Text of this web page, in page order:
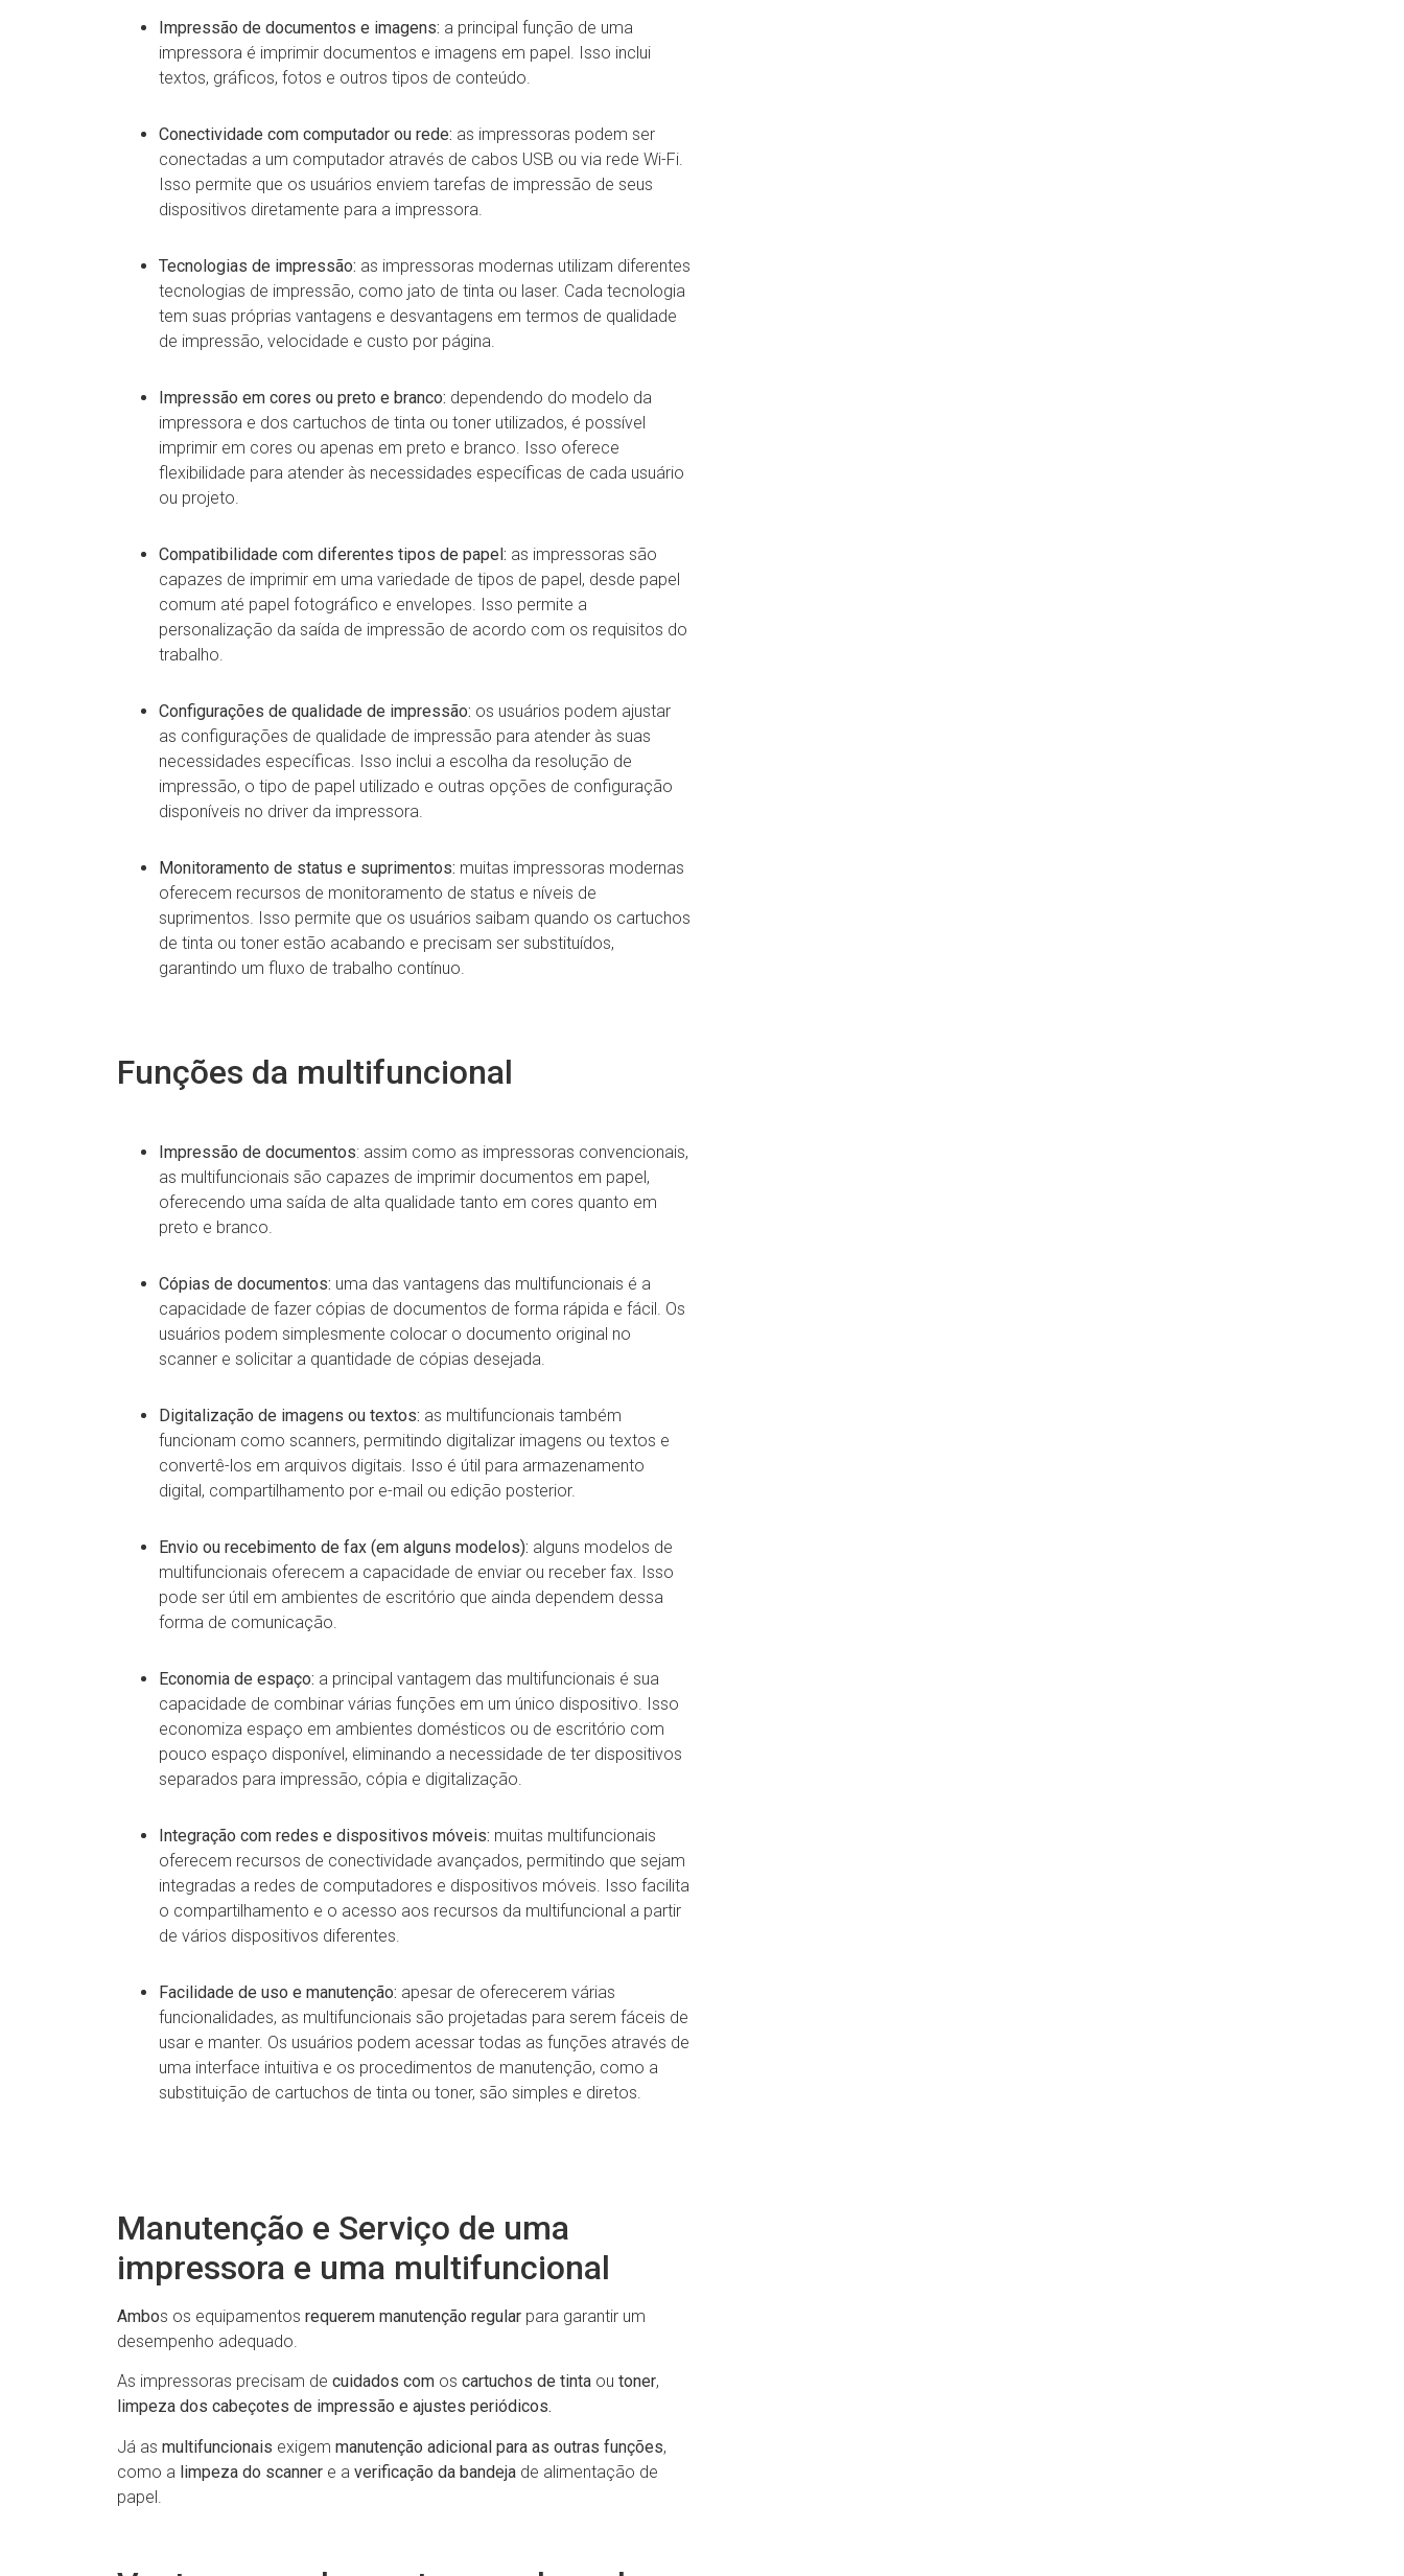
Impressão de documentos e imagens: a principal função de uma
impressora é imprimir documentos e imagens em papel. Isso inclui
textos, gráficos, fotos e outros tipos de conteúdo.
Conectividade com computador ou rede: as impressoras podem ser
conectadas a um computador através de cabos USB ou via rede Wi-Fi.
Isso permite que os usuários enviem tarefas de impressão de seus
dispositivos diretamente para a impressora.
Tecnologias de impressão: as impressoras modernas utilizam diferentes
tecnologias de impressão, como jato de tinta ou laser. Cada tecnologia
tem suas próprias vantagens e desvantagens em termos de qualidade
de impressão, velocidade e custo por página.
Impressão em cores ou preto e branco: dependendo do modelo da
impressora e dos cartuchos de tinta ou toner utilizados, é possível
imprimir em cores ou apenas em preto e branco. Isso oferece
flexibilidade para atender às necessidades específicas de cada usuário
ou projeto.
Compatibilidade com diferentes tipos de papel: as impressoras são
capazes de imprimir em uma variedade de tipos de papel, desde papel
comum até papel fotográfico e envelopes. Isso permite a
personalização da saída de impressão de acordo com os requisitos do
trabalho.
Configurações de qualidade de impressão: os usuários podem ajustar
as configurações de qualidade de impressão para atender às suas
necessidades específicas. Isso inclui a escolha da resolução de
impressão, o tipo de papel utilizado e outras opções de configuração
disponíveis no driver da impressora.
Monitoramento de status e suprimentos: muitas impressoras modernas
oferecem recursos de monitoramento de status e níveis de
suprimentos. Isso permite que os usuários saibam quando os cartuchos
de tinta ou toner estão acabando e precisam ser substituídos,
garantindo um fluxo de trabalho contínuo.
Funções da multifuncional
Impressão de documentos: assim como as impressoras convencionais,
as multifuncionais são capazes de imprimir documentos em papel,
oferecendo uma saída de alta qualidade tanto em cores quanto em
preto e branco.
Cópias de documentos: uma das vantagens das multifuncionais é a
capacidade de fazer cópias de documentos de forma rápida e fácil. Os
usuários podem simplesmente colocar o documento original no
scanner e solicitar a quantidade de cópias desejada.
Digitalização de imagens ou textos: as multifuncionais também
funcionam como scanners, permitindo digitalizar imagens ou textos e
convertê-los em arquivos digitais. Isso é útil para armazenamento
digital, compartilhamento por e-mail ou edição posterior.
Envio ou recebimento de fax (em alguns modelos): alguns modelos de
multifuncionais oferecem a capacidade de enviar ou receber fax. Isso
pode ser útil em ambientes de escritório que ainda dependem dessa
forma de comunicação.
Economia de espaço: a principal vantagem das multifuncionais é sua
capacidade de combinar várias funções em um único dispositivo. Isso
economiza espaço em ambientes domésticos ou de escritório com
pouco espaço disponível, eliminando a necessidade de ter dispositivos
separados para impressão, cópia e digitalização.
Integração com redes e dispositivos móveis: muitas multifuncionais
oferecem recursos de conectividade avançados, permitindo que sejam
integradas a redes de computadores e dispositivos móveis. Isso facilita
o compartilhamento e o acesso aos recursos da multifuncional a partir
de vários dispositivos diferentes.
Facilidade de uso e manutenção: apesar de oferecerem várias
funcionalidades, as multifuncionais são projetadas para serem fáceis de
usar e manter. Os usuários podem acessar todas as funções através de
uma interface intuitiva e os procedimentos de manutenção, como a
substituição de cartuchos de tinta ou toner, são simples e diretos.
Manutenção e Serviço de uma
impressora e uma multifuncional
Ambos os equipamentos requerem manutenção regular para garantir um
desempenho adequado.
As impressoras precisam de cuidados com os cartuchos de tinta ou toner,
limpeza dos cabeçotes de impressão e ajustes periódicos.
Já as multifuncionais exigem manutenção adicional para as outras funções,
como a limpeza do scanner e a verificação da bandeja de alimentação de
papel.